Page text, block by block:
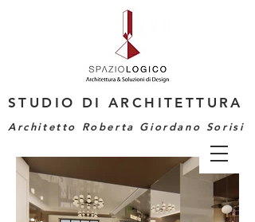
STUDIO DI ARCHITETTURA
Architetto Roberta Giordano Sorisi